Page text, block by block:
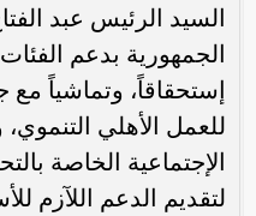
السيد الرئيس عبد
الجمهورية بدعم الفئات
إستحقاقاً، وتماشياً
للعمل الأهلي
الإجتماعية الخاصة
لتقديم الدعم اللآزم